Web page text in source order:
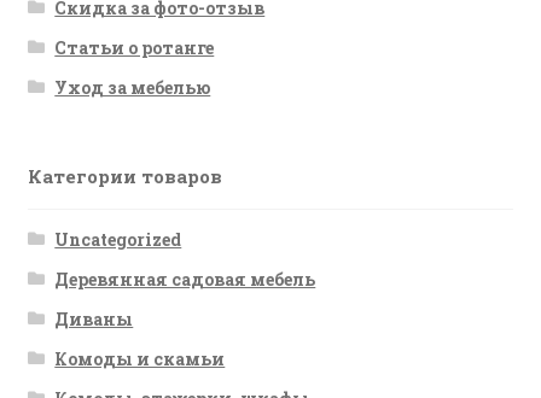
Скидка за фото-отзыв
Статьи о ротанге
Уход за мебелью
Категории товаров
Uncategorized
Деревянная садовая мебель
Диваны
Комоды и скамьи